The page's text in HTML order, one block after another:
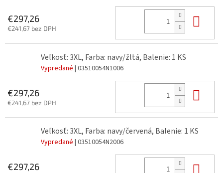
€297,26
€241,67 bez DPH
Veľkosť: 3XL, Farba: navy/žltá, Balenie: 1 KS
Vypredané | 03510054N1006
€297,26
€241,67 bez DPH
Veľkosť: 3XL, Farba: navy/červená, Balenie: 1 KS
Vypredané | 03510054N2006
€297,26